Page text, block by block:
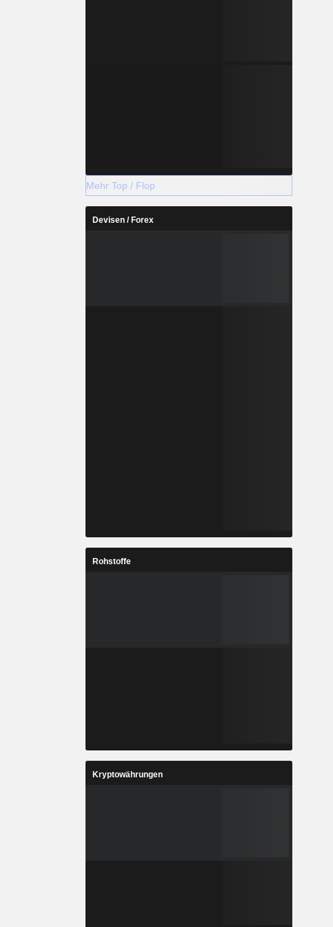
Mehr Top / Flop
Devisen / Forex
Rohstoffe
Kryptowährungen